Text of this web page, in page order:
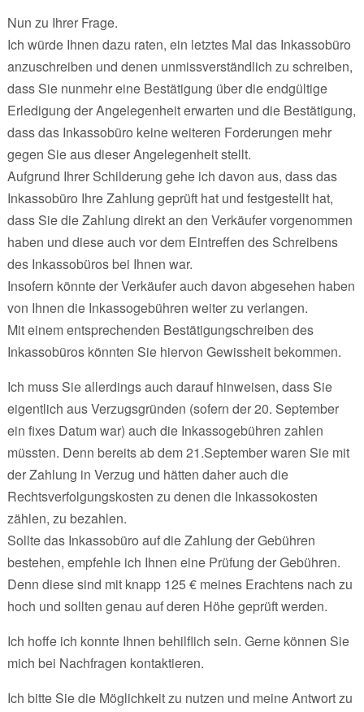
Nun zu Ihrer Frage.
Ich würde Ihnen dazu raten, ein letztes Mal das Inkassobüro
anzuschreiben und denen unmissverständlich zu schreiben,
dass Sie nunmehr eine Bestätigung über die endgültige
Erledigung der Angelegenheit erwarten und die Bestätigung,
dass das Inkassobüro keine weiteren Forderungen mehr
gegen Sie aus dieser Angelegenheit stellt.
Aufgrund Ihrer Schilderung gehe ich davon aus, dass das
Inkassobüro Ihre Zahlung geprüft hat und festgestellt hat,
dass Sie die Zahlung direkt an den Verkäufer vorgenommen
haben und diese auch vor dem Eintreffen des Schreibens
des Inkassobüros bei Ihnen war.
Insofern könnte der Verkäufer auch davon abgesehen haben
von Ihnen die Inkassogebühren weiter zu verlangen.
Mit einem entsprechenden Bestätigungschreiben des
Inkassobüros könnten Sie hiervon Gewissheit bekommen.
Ich muss Sie allerdings auch darauf hinweisen, dass Sie
eigentlich aus Verzugsgründen (sofern der 20. September
ein fixes Datum war) auch die Inkassogebühren zahlen
müssten. Denn bereits ab dem 21.September waren Sie mit
der Zahlung in Verzug und hätten daher auch die
Rechtsverfolgungskosten zu denen die Inkassokosten
zählen, zu bezahlen.
Sollte das Inkassobüro auf die Zahlung der Gebühren
bestehen, empfehle ich Ihnen eine Prüfung der Gebühren.
Denn diese sind mit knapp 125 € meines Erachtens nach zu
hoch und sollten genau auf deren Höhe geprüft werden.
Ich hoffe ich konnte Ihnen behilflich sein. Gerne können Sie
mich bei Nachfragen kontaktieren.
Ich bitte Sie die Möglichkeit zu nutzen und meine Antwort zu